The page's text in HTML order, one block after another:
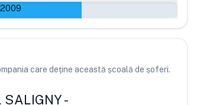
care deține această școală de șoferi.
SALIGNY-